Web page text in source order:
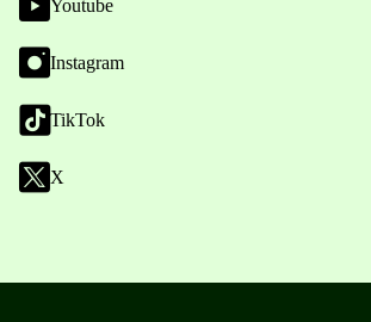
Youtube
Instagram
TikTok
X